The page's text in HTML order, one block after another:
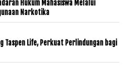
Hukum Mahasiswa Melalui
Narkotika
Taspen Life, Perkuat Perlindungan bagi